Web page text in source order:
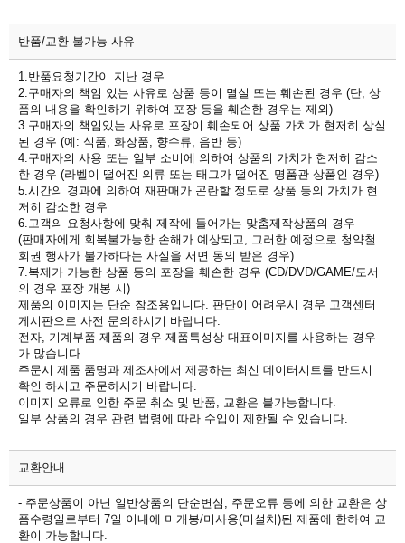
반품/교환 불가능 사유
1.반품요청기간이 지난 경우
2.구매자의 책임 있는 사유로 상품 등이 멸실 또는 훼손된 경우 (단, 상
품의 내용을 확인하기 위하여 포장 등을 훼손한 경우는 제외)
3.구매자의 책임있는 사유로 포장이 훼손되어 상품 가치가 현저히 상실
된 경우 (예: 식품, 화장품, 향수류, 음반 등)
4.구매자의 사용 또는 일부 소비에 의하여 상품의 가치가 현저히 감소
한 경우 (라벨이 떨어진 의류 또는 태그가 떨어진 명품관 상품인 경우)
5.시간의 경과에 의하여 재판매가 곤란할 정도로 상품 등의 가치가 현
저히 감소한 경우
6.고객의 요청사항에 맞춰 제작에 들어가는 맞춤제작상품의 경우
(판매자에게 회복불가능한 손해가 예상되고, 그러한 예정으로 청약철
회권 행사가 불가하다는 사실을 서면 동의 받은 경우)
7.복제가 가능한 상품 등의 포장을 훼손한 경우 (CD/DVD/GAME/도서
의 경우 포장 개봉 시)
제품의 이미지는 단순 참조용입니다. 판단이 어려우시 경우 고객센터
게시판으로 사전 문의하시기 바랍니다.
전자, 기계부품 제품의 경우 제품특성상 대표이미지를 사용하는 경우
가 많습니다.
주문시 제품 품명과 제조사에서 제공하는 최신 데이터시트를 반드시
확인 하시고 주문하시기 바랍니다.
이미지 오류로 인한 주문 취소 및 반품, 교환은 불가능합니다.
일부 상품의 경우 관련 법령에 따라 수입이 제한될 수 있습니다.
교환안내
- 주문상품이 아닌 일반상품의 단순변심, 주문오류 등에 의한 교환은 상
품수령일로부터 7일 이내에 미개봉/미사용(미설치)된 제품에 한하여 교
환이 가능합니다.